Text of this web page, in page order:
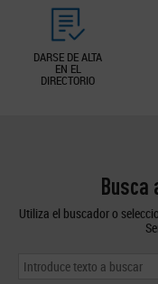
DARSE DE ALTA
EN EL
DIRECTORIO
Busca
Utiliza el buscador o